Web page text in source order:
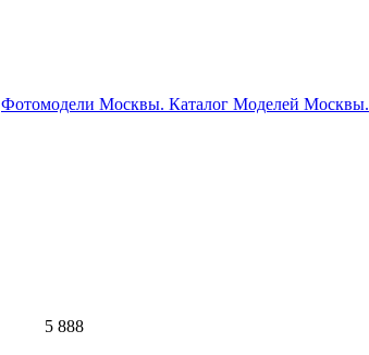
Фотомодели Москвы. Каталог Моделей Москвы.
5 888